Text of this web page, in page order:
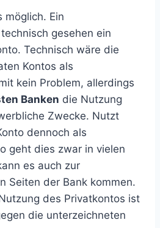
möglich. Ein
gesehen ein
Technisch wäre die
Kontos als
kein Problem, allerdings
Banken die Nutzung
Zwecke. Nutzt
dennoch als
geht dies zwar in vielen
es auch zur
Seiten der Bank kommen.
des Privatkontos ist
die unterzeichneten